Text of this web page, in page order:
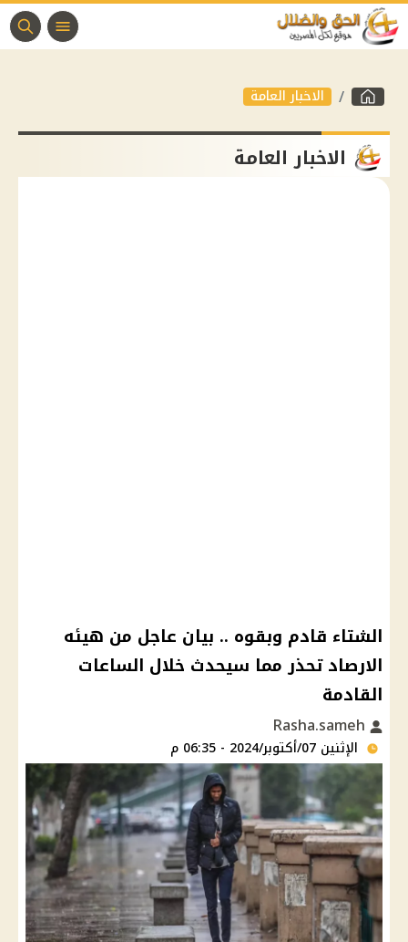
الاخبار العامة
الاخبار العامة
الشتاء قادم وبقوه .. بيان عاجل من هيئه
الارصاد تحذر مما سيحدث خلال الساعات
القادمة
الإثنين 07/أكتوبر/2024 - 06:35 م